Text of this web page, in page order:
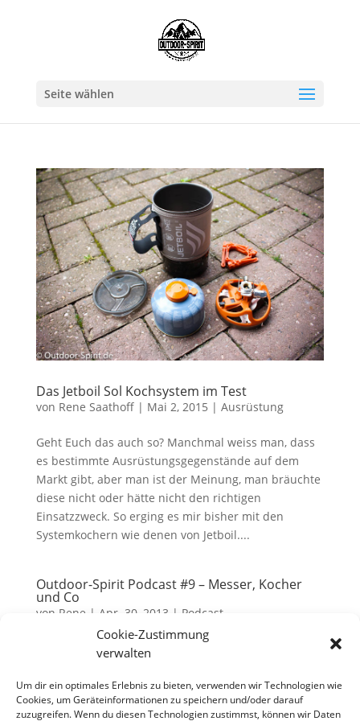
Cookie-Zustimmung
verwalten
Um dir ein optimales Erlebnis zu bieten, verwenden wir Technologien wie
Cookies, um Geräteinformationen zu speichern und/oder darauf
zuzugreifen. Wenn du diesen Technologien zustimmst, können wir Daten
Seite wählen
Das Jetboil Sol Kochsystem im Test
von Rene Saathoff| Mai 2, 2015 | Ausrüstung
Geht Euch das auch so? Manchmal weiss man, dass
es bestimmte Ausrüstungsgegenstände auf dem
Markt gibt, aber man ist der Meinung, man bräuchte
diese nicht oder hätte nicht den richtigen
Einsatzzweck. So erging es mir bisher mit den
Systemkochern wie denen von Jetboil....
Outdoor-Spirit Podcast #9 – Messer, Kocher
und Co
von Rene | Apr. 30, 2013 | Podcast
Download: MP3 Audio36 MB In der 9. Folge des
über Ausrüstung – über was auch sonst. Diesmal
geht es im Grunde um Messer, Äxte, Kocher,